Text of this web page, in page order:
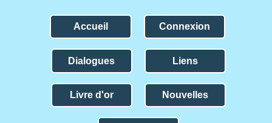
Accueil Connexion
Dialogues Liens
Livre d'or Nouvelles